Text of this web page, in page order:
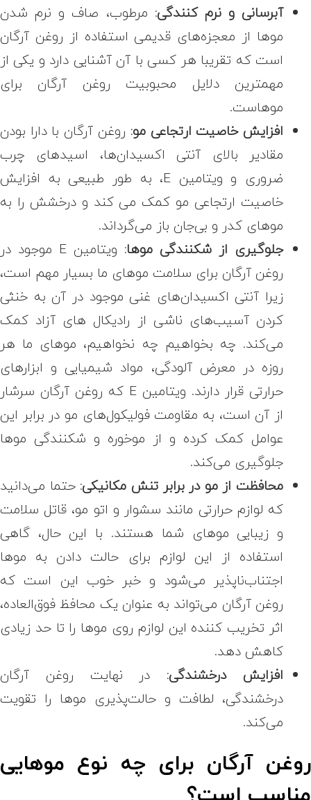
آبرسانی و نرم کنندگی: مرطوب، صاف و نرم شدن
موها از معجزه‌های قدیمی استفاده از روغن آرگان
است که تقریبا هر کسی با آن آشنایی دارد و یکی از
مهمترین دلایل محبوبیت روغن آرگان برای
موهاست.
افزایش خاصیت ارتجاعی مو: روغن آرگان با دارا بودن
مقادیر بالای آنتی اکسیدان‌ها، اسیدهای چرب
ضروری و ویتامین E، به طور طبیعی به افزایش
خاصیت ارتجاعی مو کمک می کند و درخشش را به
موهای کدر و بی‌جان باز می‌گرداند.
جلوگیری از شکنندگی موها:
ویتامین E موجود در
روغن آرگان برای سلامت موهای ما بسیار مهم است،
زیرا آنتی اکسیدان‌های غنی موجود در آن به خنثی
کردن آسیب‌های ناشی از رادیکال های آزاد کمک
می‌کند. چه بخواهیم چه نخواهیم، موهای ما هر
روزه در معرض آلودگی، مواد شیمیایی و ابزارهای
حرارتی قرار دارند. ویتامین E که روغن آرگان سرشار
از آن است، به مقاومت فولیکول‌های مو در برابر این
عوامل کمک کرده و از موخوره و شکنندگی موها
جلوگیری می‌کند.
محافظت از مو در برابر تنش مکانیکی: حتما می‌دانید
که لوازم حرارتی مانند سشوار و اتو مو، قاتل سلامت
و زیبایی موهای شما هستند. با این حال، گاهی
استفاده از این لوازم برای حالت دادن به موها
اجتناب‌ناپذیر می‌شود و خبر خوب این است که
روغن آرگان می‌تواند به عنوان یک محافظ فوق‌العاده،
اثر تخریب کننده این لوازم روی موها را تا حد زیادی
کاهش دهد.
افزایش درخشندگی: در نهایت روغن آرگان
درخشندگی، لطافت و حالت‌پذیری موها را تقویت
می‌کند.
روغن آرگان برای چه نوع موهایی